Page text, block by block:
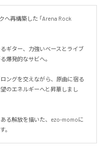
へ再構築した 「Arena Rock
ギター、力強いベースとライブ
爆発的なサビへ。
ングを交えながら、原曲に宿る
のエネルギーへと昇華しまし
る解放を描いた、ezo-momoに
。